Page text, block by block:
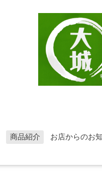
商品紹介 お店からのお